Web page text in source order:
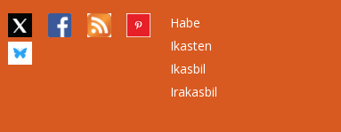
Habe
Ikasten
Ikasbil
Irakasbil